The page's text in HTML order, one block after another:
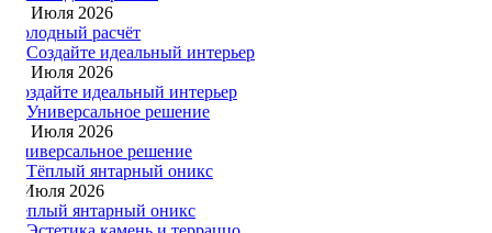
22 Июля 2026
Холодный расчёт
19 Июля 2026
Создайте идеальный интерьер
13 Июля 2026
Универсальное решение
6 Июля 2026
Тёплый янтарный оникс